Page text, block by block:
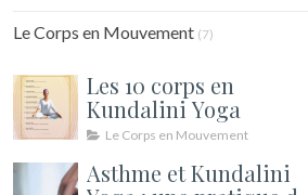
Le Corps en Mouvement (7)
Les 10 corps en
Kundalini Yoga
Le Corps en Mouvement
Asthme et Kundalini